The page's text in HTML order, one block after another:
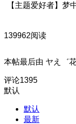
【主题爱好者】梦
139962阅读
本帖最后由 ヤえ゛
评论1395
默认
默认
最新